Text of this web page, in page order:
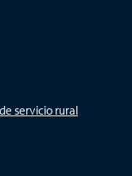
servicio rural